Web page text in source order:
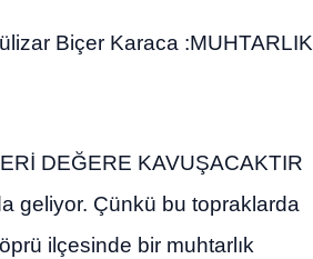
Biçer Karaca :MUHTARLIK
DEĞERE KAVUŞACAKTIR
geliyor. Çünkü bu topraklarda
ilçesinde bir muhtarlık